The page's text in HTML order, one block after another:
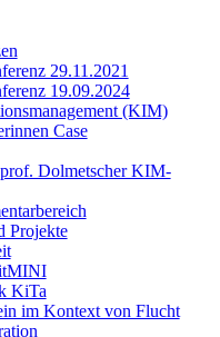
29.11.2021
19.09.2024
(KIM)
Case
Dolmetscher KIM-
Projekte
KiTa
im Kontext von Flucht